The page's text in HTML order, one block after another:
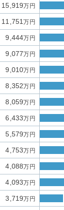
15,919万円
11,751万円
9,444万円
9,077万円
9,010万円
8,352万円
8,059万円
6,433万円
5,579万円
4,753万円
4,088万円
4,093万円
3,719万円